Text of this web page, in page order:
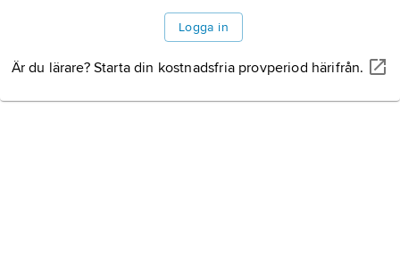
Logga in
Är du lärare? Starta din kostnadsfria provperiod härifrån.